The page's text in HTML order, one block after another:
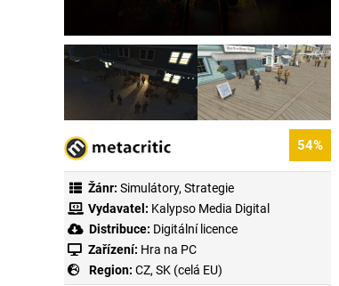
54%
Žánr: Simulátory, Strategie
Vydavatel: Kalypso Media Digital
Distribuce: Digitální licence
Zařízení: Hra na PC
Region: CZ, SK (celá EU)